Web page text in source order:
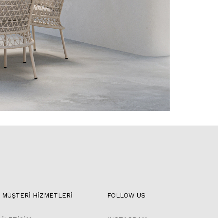
MÜŞTERİ HİZMETLERİ FOLLOW US